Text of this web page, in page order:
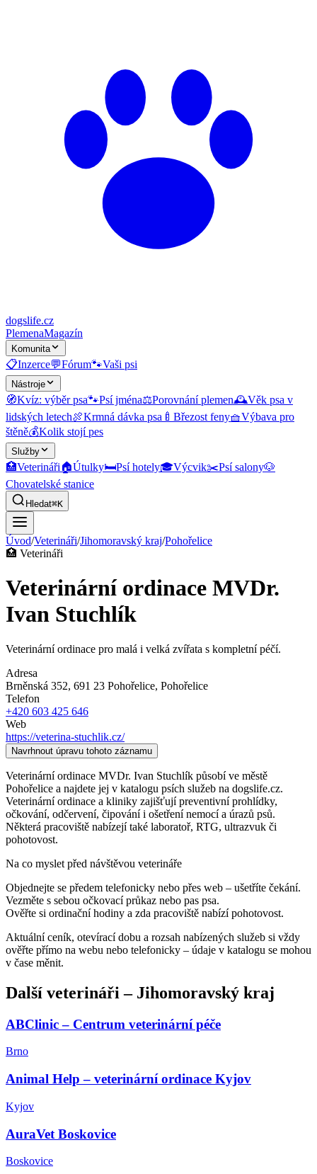
dogslife.cz
PlemenaMagazín
Komunita
📋Inzerce💬Fórum🐾Vaši psi
Nástroje
🧭Kvíz: výběr psa🐾Psí jména⚖️Porovnání plemen🕰️Věk psa v
lidských letech🍖Krmná dávka psa 🍼 Březost feny🧺Výbava pro
štěně💰Kolik stojí pes
Služby
🏥Veterináři🏠Útulky🛏️Psí hotely🎓Výcvik✂️Psí salony🐶
Chovatelské stanice
Hledat⌘K
Úvod/Veterináři/Jihomoravský kraj/Pohořelice
🏥 Veterináři
Veterinární ordinace MVDr.
Ivan Stuchlík
Veterinární ordinace pro malá i velká zvířata s kompletní péčí.
Adresa
Brněnská 352, 691 23 Pohořelice, Pohořelice
Telefon
+420 603 425 646
Web
https://veterina-stuchlik.cz/
Navrhnout úpravu tohoto záznamu
Veterinární ordinace MVDr. Ivan Stuchlík působí ve městě
Pohořelice a najdete jej v katalogu psích služeb na dogslife.cz.
Veterinární ordinace a kliniky zajišťují preventivní prohlídky,
očkování, odčervení, čipování i ošetření nemocí a úrazů psů.
Některá pracoviště nabízejí také laboratoř, RTG, ultrazvuk či
pohotovost.
Na co myslet před návštěvou veterináře
Objednejte se předem telefonicky nebo přes web – ušetříte čekání.
Vezměte s sebou očkovací průkaz nebo pas psa.
Ověřte si ordinační hodiny a zda pracoviště nabízí pohotovost.
Aktuální ceník, otevírací dobu a rozsah nabízených služeb si vždy
ověřte přímo na webu nebo telefonicky – údaje v katalogu se mohou
v čase měnit.
Další veterináři – Jihomoravský kraj
ABClinic – Centrum veterinární péče
Brno
Animal Help – veterinární ordinace Kyjov
Kyjov
AuraVet Boskovice
Boskovice